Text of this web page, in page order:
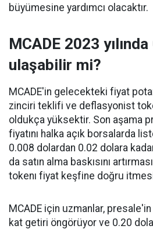
büyümesine yardımcı olacaktır.
MCADE 2023
ulaşabilir mi?
MCADE'in gelecekteki fiyat
zinciri teklifi ve deflasyonist
oldukça yüksektir. Son aşama
fiyatını halka açık borsalarda
0.008 dolardan 0.02 dolara
da satın alma baskısını
tokenı fiyat keşfine doğru
MCADE için uzmanlar,
kat getiri öngörüyor ve 0.20